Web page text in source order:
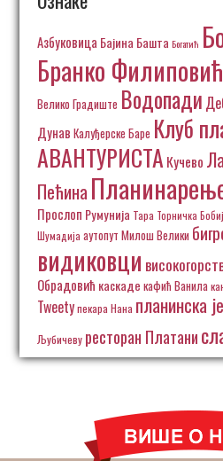
Азбуковица Бајина Башта Богатић
Бранко Филиповић
Велико Градиште Водопади
Дунав Калуђерске Баре Клуб
АВАНТУРИСТА Кучево
Пећина
Прослоп Румунија Тара Торничка
Шумадија аутопут Милош Велики
видиковци
Обрадовић каскаде кафић Ванила
Tweetyпекара Нана планинска
Љубичеву ресторан Платани